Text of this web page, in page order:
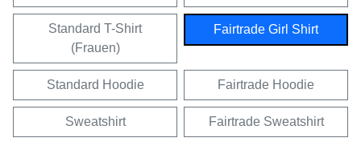
Standard T-Shirt
(Frauen)
Fairtrade Girl Shirt
Standard Hoodie Fairtrade Hoodie
Sweatshirt Fairtrade Sweatshirt